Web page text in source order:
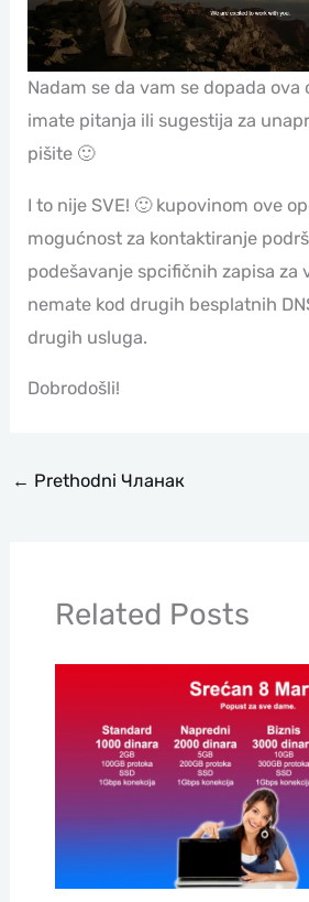
Nadam se da vam se dopada ova
imate pitanja ili sugestija za
pišite 🙂
I to nije SVE! 🙂 kupovinom ove
mogućnost za kontaktiranje
podešavanje spcifičnih zapisa za
nemate kod drugih besplatnih
drugih usluga.
Dobrodošli!
← Prethodni Чланак
Related Posts